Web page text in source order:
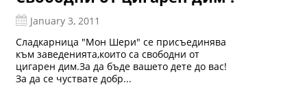
January 3, 2011
Сладкарница "Мон Шери" се присъединява
към заведенията,които са свободни от
цигарен дим.За да бъде вашето дете до вас!
За да се чуствате добр...